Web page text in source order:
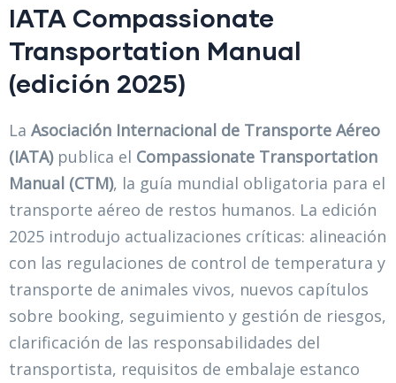
IATA Compassionate
Transportation Manual
(edición 2025)
La Asociación Internacional de Transporte Aéreo
(IATA)publica el Compassionate Transportation
Manual (CTM), la guía mundial obligatoria para el
transporte aéreo de restos humanos. La edición
2025 introdujo actualizaciones críticas: alineación
con las regulaciones de control de temperatura y
transporte de animales vivos, nuevos capítulos
sobre booking, seguimiento y gestión de riesgos,
clarificación de las responsabilidades del
transportista, requisitos de embalaje estanco